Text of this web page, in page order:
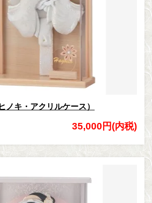
ノキ・アクリルケース）
35,000円(内税)